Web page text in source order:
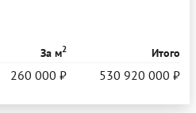
За м2 Итого
260 000 ₽ 530 920 000 ₽